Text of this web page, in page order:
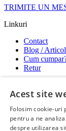
TRIMITE UN
Linkuri
Contact
Blog /
Cum
Retur
Modalitati de
Garantii
Acest site
Folosim cookie-uri
pentru a ne
despre utilizarea